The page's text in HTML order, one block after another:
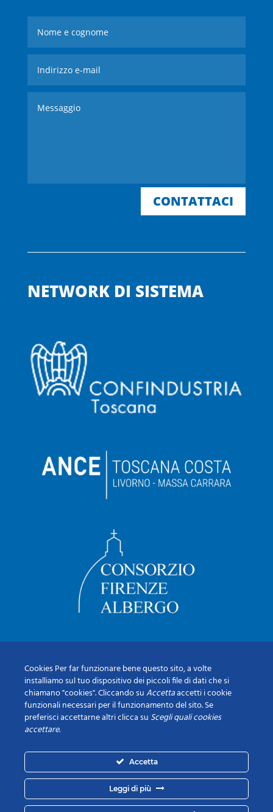
CONTATTACI
NETWORK DI SISTEMA
Cookies Per far funzionare bene questo sito, a volte
installiamo sul tuo dispositivo dei piccoli file di dati che si
chiamano "cookies". Cliccando suAccettaaccetti i cookie
funzionali necessari per il funzionamento del sito. Se
preferisci accettarne altri clicca su Scegli quali cookies
accettare.
Accetta
Leggi di più